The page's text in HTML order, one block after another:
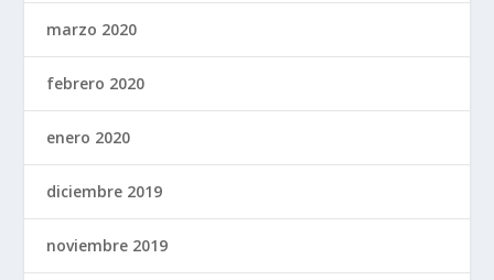
marzo 2020
febrero 2020
enero 2020
diciembre 2019
noviembre 2019